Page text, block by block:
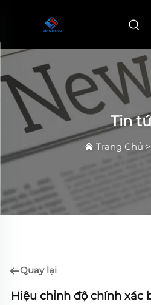
Tin
Trang Chủ >
Quay lại
Hiệu chỉnh độ chính xác